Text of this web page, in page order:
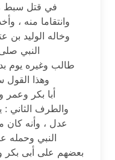
ﻓﻲ ﻗﺘﻞ ﺳﺒﻂ
ﻭﺍﻧﺘﻘﺎﻣﺎ ﻣﻨﻪ ،
ﺍﻟﻨﺒﻲ
ﻃﺎﻟﺐ ﻭﻏﻴﺮﻩ ﻳﻮﻡ
ﻭﻫﺬﺍ
ﺃﺑﺎ ﺑﻜﺮ ﻭﻋﻤﺮ
ﻭﺍﻟﻄﺮﻑ ﺍﻟﺜﺎﻧﻲ :
ﻋﺪﻝ ، ﻭﺃﻧﻪ ﻛﺎﻥ
ﺍﻟﻨﺒﻲ ﻭﺣﻤﻠﻪ
ﺑﻌﻀﻬﻢ ﻋﻠﻰ ﺃﺑﻰ ﺑﻜﺮ